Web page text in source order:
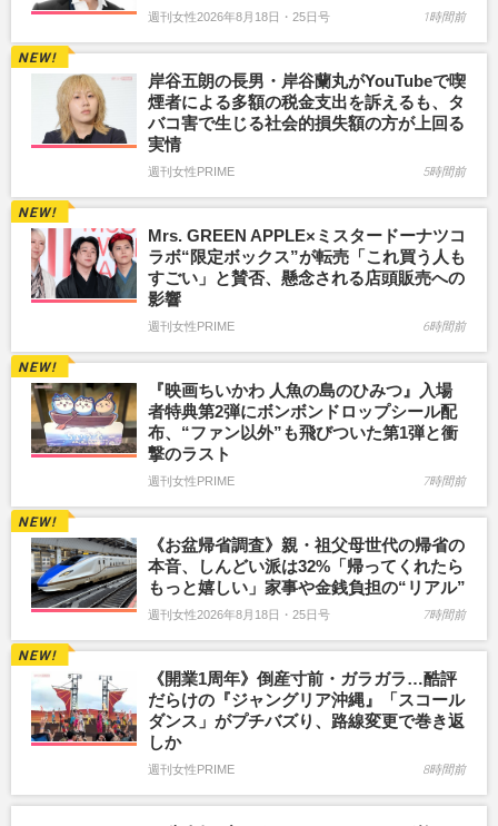
週刊女性2026年8月18日・25日号 1時間前
岸谷五朗の長男・岸谷蘭丸がYouTubeで喫
煙者による多額の税金支出を訴えるも、タ
バコ害で生じる社会的損失額の方が上回る
実情
週刊女性PRIME 5時間前
Mrs. GREEN APPLE×ミスタードーナツコ
ラボ“限定ボックス”が転売「これ買う人も
すごい」と賛否、懸念される店頭販売への
影響
週刊女性PRIME 6時間前
『映画ちいかわ 人魚の島のひみつ』入場
者特典第2弾にボンボンドロップシール配
布、“ファン以外”も飛びついた第1弾と衝
撃のラスト
週刊女性PRIME 7時間前
《お盆帰省調査》親・祖父母世代の帰省の
本音、しんどい派は32%「帰ってくれたら
もっと嬉しい」家事や金銭負担の“リアル”
週刊女性2026年8月18日・25日号 7時間前
《開業1周年》倒産寸前・ガラガラ…酷評
だらけの『ジャングリア沖縄』「スコール
ダンス」がプチバズり、路線変更で巻き返
しか
週刊女性PRIME 8時間前